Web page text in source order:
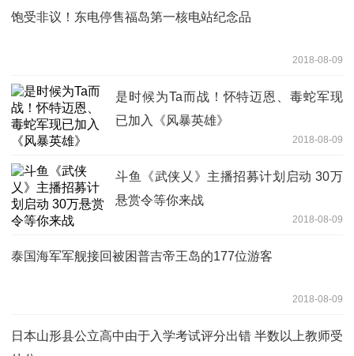
饱受非议！东电停售福岛第一核电站纪念品
2018-08-09
是时候为Ta而战！怀特迈恩、毒蛇军现
已加入《风暴英雄》
2018-08-09
斗鱼《武侠乂》主播招募计划启动 30万
悬赏令等你来战
2018-08-09
泰国海军军舰接回被困普吉帝王岛的177位游客
2018-08-09
日本山形县公立高中由于入学考试评分出错 半数以上教师受